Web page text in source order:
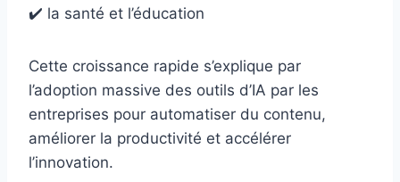
✔️ la santé et l’éducation
Cette croissance rapide s’explique par
l’adoption massive des outils d’IA par les
entreprises pour automatiser du contenu,
améliorer la productivité et accélérer
l’innovation.